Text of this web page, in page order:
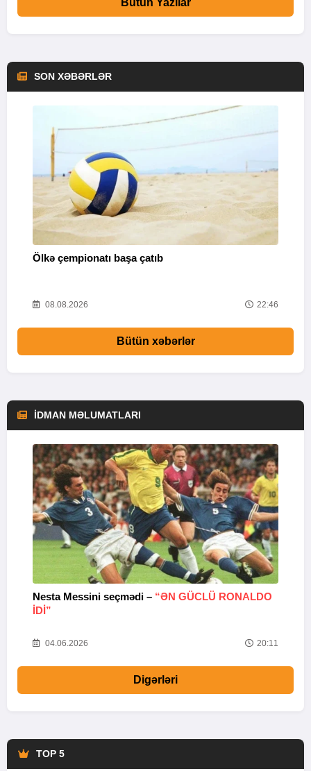
SON XƏBƏRLƏR
Ölkə çempionatı başa çatıb
08.08.2026 22:46
Bütün xəbərlər
İDMAN MƏLUMATLARI
Nesta Messini seçmədi – “ƏN GÜCLÜ RONALDO
IDI”
04.06.2026 20:11
Digərləri
TOP 5